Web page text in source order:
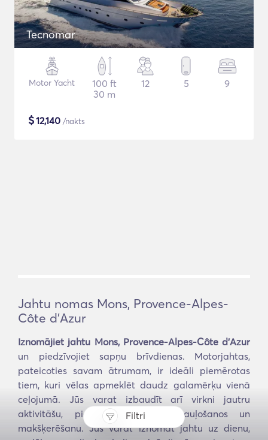
Filtri
Tecnomar
Motor Yacht
100 ft
30 m
12 5 9
$12,140 /nakts
Jahtu nomas Mons, Provence-Alpes-
Côte d'Azur
Iznomājiet jahtu Mons, Provence-Alpes-Côte d'Azur
un piedzīvojiet sapņu brīvdienas. Motorjahtas,
pateicoties savam ātrumam, ir ideāli piemērotas
tiem, kuri vēlas apmeklēt daudz galamērķu vienā
ceļojumā. Jūs varat izbaudīt arī virkni jautru
aktivitāšu, piemēram, niršanu, sauļošanos un
makšķerēšanu. Jūs varat iznomāt jahtu uz dienu,